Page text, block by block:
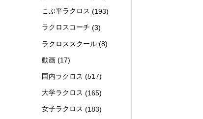
こぶ平ラクロス (193)
ラクロスコーチ (3)
ラクロススクール (8)
動画 (17)
国内ラクロス (517)
大学ラクロス (165)
女子ラクロス (183)